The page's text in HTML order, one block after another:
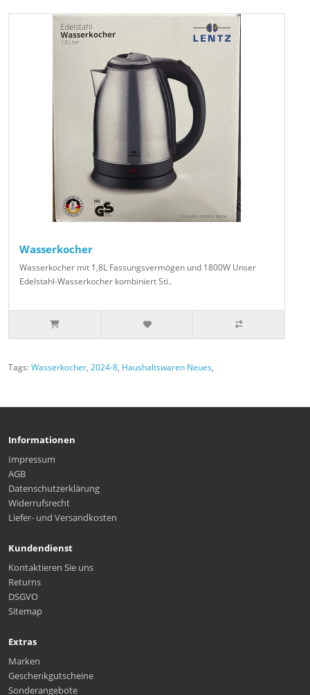
Wasserkocher
Wasserkocher mit 1,8L Fassungsvermögen und 1800W Unser
Edelstahl-Wasserkocher kombiniert Sti..
Tags:Wasserkocher, 2024-8, Haushaltswaren Neues,
Informationen
Impressum
AGB
Datenschutzerklärung
Widerrufsrecht
Liefer- und Versandkosten
Kundendienst
Kontaktieren Sie uns
Returns
DSGVO
Sitemap
Extras
Marken
Geschenkgutscheine
Sonderangebote